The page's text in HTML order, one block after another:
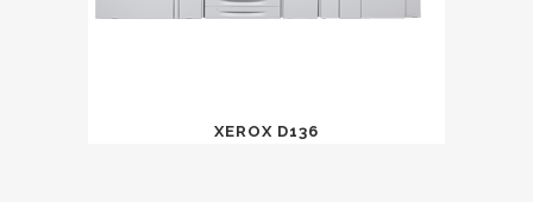
XEROX D136